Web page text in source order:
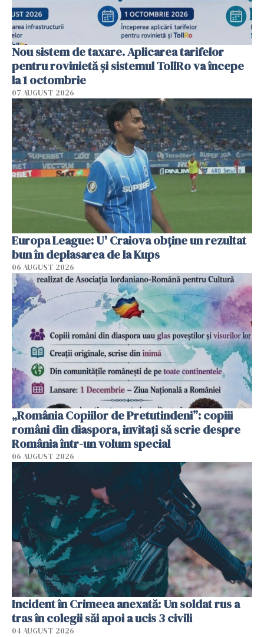
Nou sistem de taxare. Aplicarea tarifelor
pentru rovinietă şi sistemul TollRo va începe
la 1 octombrie
07 AUGUST 2026
Europa League: U' Craiova obține un rezultat
bun în deplasarea de la Kups
06 AUGUST 2026
„România Copiilor de Pretutindeni”: copiii
români din diaspora, invitați să scrie despre
România într-un volum special
06 AUGUST 2026
Incident în Crimeea anexată: Un soldat rus a
tras în colegii săi apoi a ucis 3 civili
04 AUGUST 2026